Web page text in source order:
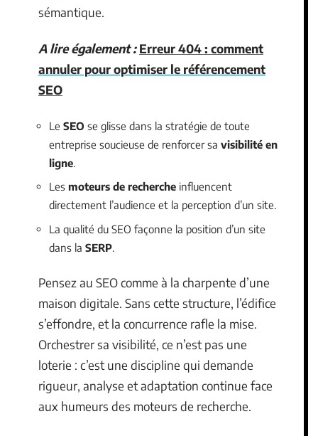
sémantique.
A lire également : Erreur 404 : comment
annuler pour optimiser le référencement
SEO
Le SEO se glisse dans la stratégie de toute
entreprise soucieuse de renforcer sa visibilité en
ligne
Les moteurs de recherche influencent
directement l’audience et la perception d’un site.
La qualité du SEO façonne la position d’un site
dans la SERP
Pensez au SEO comme à la charpente d’une
maison digitale. Sans cette structure, l’édifice
s’effondre, et la concurrence rafle la mise.
Orchestrer sa visibilité, ce n’est pas une
loterie : c’est une discipline qui demande
rigueur, analyse et adaptation continue face
aux humeurs des moteurs de recherche.